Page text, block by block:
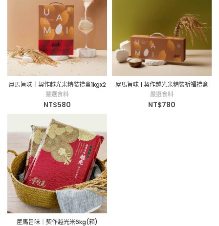
屋馬旨味｜契作越光米精裝禮盒1kgx2
入
嚴選食料
NT$580
屋馬旨味 | 契作越光米精裝祈福禮盒
(300gx6包入)
嚴選食料
NT$780
屋馬旨味｜契作越光米6kg(箱)